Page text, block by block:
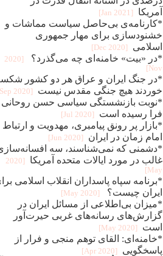
آمریکا
[2021 Jan]
*کارنامه‌ی بی‌حاصل سیاست مماشات و
خشنود‌سازی برای مهار جمهوری
اسلامی
[2020 Dec]
*در «بیت» خامنه‌ای چه می‌گذرد؟
[2020
Nov]
*در جنگ ایران و عراق هر دو کشور
خوردند هیچ جنگی مقدس نیست
[2020 Sep]
*نوبت بازنشستگی سیاسی حسن روحانی
فرا رسیده است
[2020 Jul]
*بازار پر رونق پیامبری، مهدویت و ارتباط
امام زمان در ایران
[2020 Jun]
*دشمنی که نمی‌شناسند، سه
غالب در مورد ایالات متحده آمریکا
[2020
May]
*برنامه‌ سپاه پاسداران انقلاب اسلامی
ایران چیست؟
[2020 May]
*میزان بی‌اطلاعی از مسائل ایران در
گزارش‌های رسانه‌های غربی حیرت‌آور
است
[2020 May]
*خامنه‌ای: القای توهم منجی و فرار از
پاسخگویی
[2020 Apr]